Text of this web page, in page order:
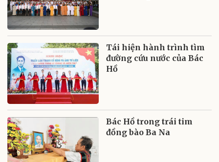
Tái hiện hành trình tìm
đường cứu nước của Bác
Hồ
Bác Hồ trong trái tim
đồng bào Ba Na